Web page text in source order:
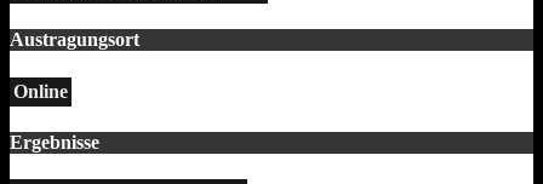
Austragungsort
Online
Ergebnisse